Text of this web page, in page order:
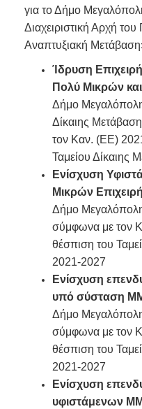
για το Δήμο
Διαχειριστική Αρχή
Αναπτυξιακή
Ίδρυση
Πολύ Μικρών
Δήμο
Δίκαιης
τον Καν. (ΕΕ)
Ταμείου
Ενίσχυση
Μικρών
Δήμο
σύμφωνα με τον
θέσπιση του
2021-2027
Ενίσχυση
υπό σύσταση
Δήμο
σύμφωνα με τον
θέσπιση του
2021-2027
Ενίσχυση
υφιστάμενων